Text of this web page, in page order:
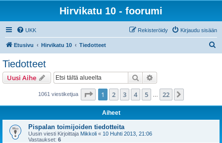
Hirvikatu 10 - foorumi
UKK Kirjaudu sisään
Rekisteröidy
Etusivu Hirvikatu 10 Tiedotteet
Tiedotteet
Uusi Aihe Etsi
1061 viestiketjua Sivu /22
1 2 3 4 5 22
Aiheet
Pispalan toimijoiden tiedotteita
Uusin viesti Kirjoittaja Mikkoli « 10 Huhti 2013, 21:06
Vastaukset: 6